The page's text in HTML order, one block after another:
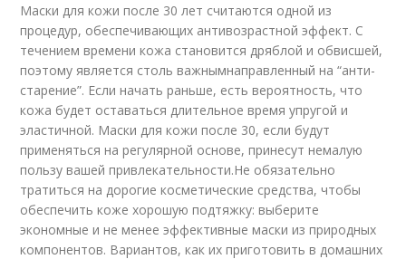
Маски для кожи после 30 лет считаются одной из
процедур, обеспечивающих антивозрастной эффект. С
течением времени кожа становится дряблой и обвисшей,
поэтому является столь важнымнаправленный на “анти-
старение”. Если начать раньше, есть вероятность, что
кожа будет оставаться длительное время упругой и
эластичной. Маски для кожи после 30, если будут
применяться на регулярной основе, принесут немалую
пользу вашей привлекательности.Не обязательно
тратиться на дорогие косметические средства, чтобы
обеспечить коже хорошую подтяжку: выберите
экономные и не менее эффективные маски из природных
компонентов. Вариантов, как их приготовить в домашних